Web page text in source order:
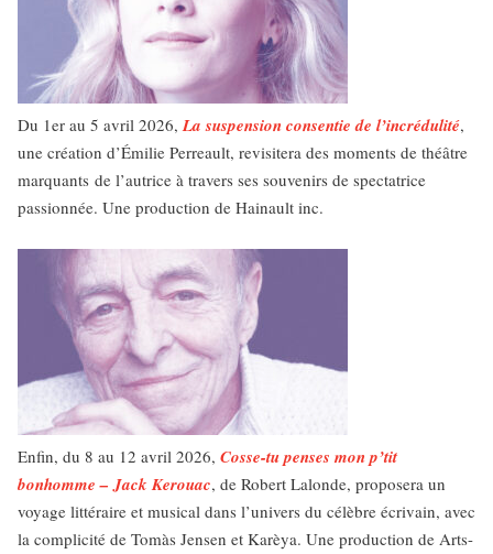
Du 1er au 5 avril 2026,La suspension consentie de l’incrédulité,
une création d’Émilie Perreault, revisitera des moments de théâtre
marquants de l’autrice à travers ses souvenirs de spectatrice
passionnée. Une production de Hainault inc.
Enfin, du 8 au 12 avril 2026, Cosse-tu penses mon p’tit
bonhomme – Jack Kerouac, de Robert Lalonde, proposera un
voyage littéraire et musical dans l’univers du célèbre écrivain, avec
la complicité de Tomàs Jensen et Karèya. Une production de Arts-